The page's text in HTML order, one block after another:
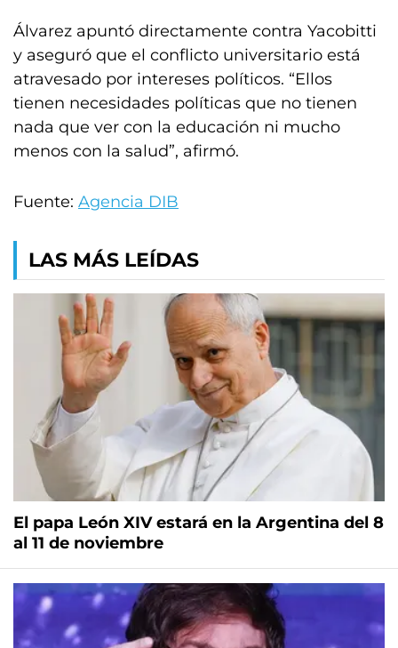
Álvarez apuntó directamente contra Yacobitti
y aseguró que el conflicto universitario está
atravesado por intereses políticos. “Ellos
tienen necesidades políticas que no tienen
nada que ver con la educación ni mucho
menos con la salud”, afirmó.
Fuente: Agencia DIB
LAS MÁS LEÍDAS
El papa León XIV estará en la Argentina del 8
al 11 de noviembre